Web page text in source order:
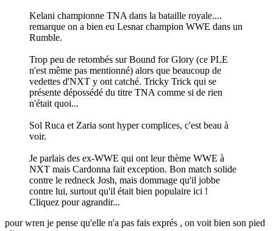
Kelani championne TNA dans la bataille royale....
remarque on a bien eu Lesnar champion WWE dans un
Rumble.
Trop peu de retombés sur Bound for Glory (ce PLE
n'est même pas mentionné) alors que beaucoup de
vedettes d'NXT y ont catché. Tricky Trick qui se
présente dépossédé du titre TNA comme si de rien
n'était quoi...
Sol Ruca et Zaria sont hyper complices, c'est beau à
voir.
Je parlais des ex-WWE qui ont leur thème WWE à
NXT mais Cardonna fait exception. Bon match solide
contre le redneck Josh, mais dommage qu'il jobbe
contre lui, surtout qu'il était bien populaire ici !
Cliquez pour agrandir...
pour wren je pense qu'elle n'a pas fais exprés , on voit bien son pied